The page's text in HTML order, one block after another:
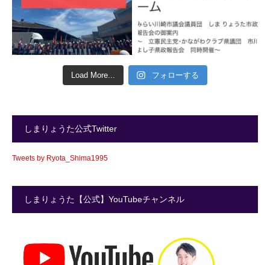
Load More... フォローする
しまりょうた公式Twitter
Tweets by Ryota_Shima1995
しまりょうた【公式】YouTubeチャンネル